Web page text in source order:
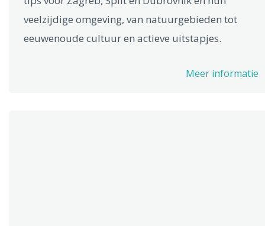
veelzijdige omgeving, van natuurgebieden tot
eeuwenoude cultuur en actieve uitstapjes.
Meer informatie